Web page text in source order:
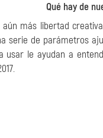
Qué hay de
más libertad
serie de parámetros
usar le ayudan a